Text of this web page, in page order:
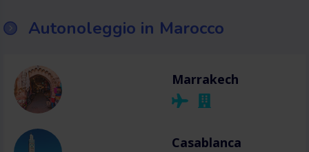
Autonoleggio in Marocco
Marrakech
Casablanca